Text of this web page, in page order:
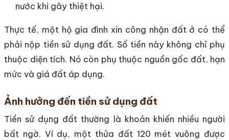
nước khi gây thiệt hại.
Thực tế, một hộ gia đình xin công nhận đất ở có thể
phải nộp tiền sử dụng đất. Số tiền này không chỉ phụ
thuộc diện tích. Nó còn phụ thuộc nguồn gốc đất, hạn
mức và giá đất áp dụng.
Ảnh hưởng đến tiền sử dụng đất
Tiền sử dụng đất thường là khoản khiến nhiều người
bất ngờ. Ví dụ, một thửa đất 120 mét vuông được